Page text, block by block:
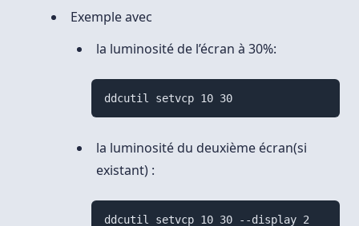
Exemple avec
la luminosité de l’écran à 30%:
ddcutil setvcp 10 30
la luminosité du deuxième écran(si
existant) :
ddcutil setvcp 10 30 --display 2